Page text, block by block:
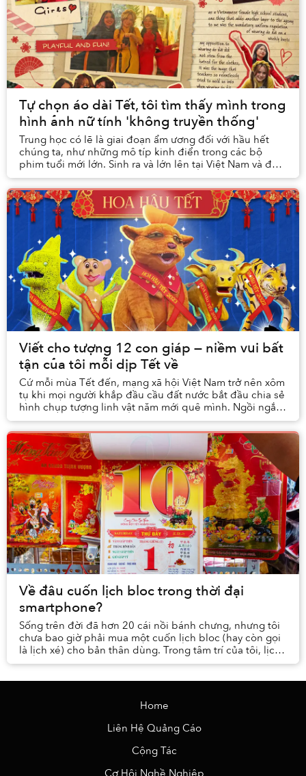
Tự chọn áo dài Tết, tôi tìm thấy mình trong
hình ảnh nữ tính 'không truyền thống'
Trung học có lẽ là giai đoạn ẩm ương đối với hầu hết
chúng ta, như những mô típ kinh điển trong các bộ
phim tuổi mới lớn. Sinh ra và lớn lên tại Việt Nam và đã
trải qua khoảng thời gian mài đũng quần ...
Viết cho tượng 12 con giáp — niềm vui bất
tận của tôi mỗi dịp Tết về
Cứ mỗi mùa Tết đến, mạng xã hội Việt Nam trở nên xôm
tụ khi mọi người khắp đầu cầu đất nước bắt đầu chia sẻ
hình chụp tượng linh vật năm mới quê mình. Ngồi ngắm
nghía tượng trên mạng cùng team Saigone...
Về đâu cuốn lịch bloc trong thời đại
smartphone?
Sống trên đời đã hơn 20 cái nồi bánh chưng, nhưng tôi
chưa bao giờ phải mua một cuốn lịch bloc (hay còn gọi
là lịch xé) cho bản thân dùng. Trong tâm trí của tôi, lịch
là một thứ để mình mua tặng cho n...
Home
Liên Hệ Quảng Cáo
Cộng Tác